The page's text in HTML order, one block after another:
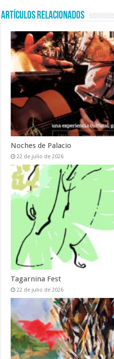
Artículos relacionados
Noches de Palacio
22 de julio de 2026
Tagarnina Fest
22 de julio de 2026